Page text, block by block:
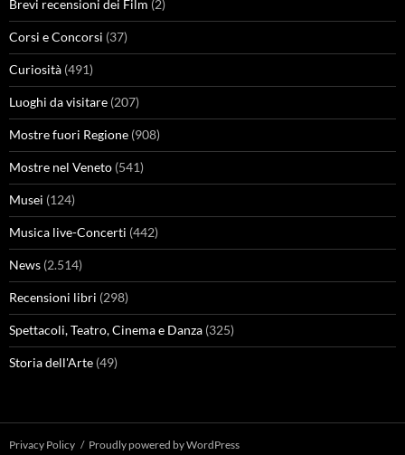
Brevi recensioni dei Film (2)
Corsi e Concorsi (37)
Curiosità (491)
Luoghi da visitare (207)
Mostre fuori Regione (908)
Mostre nel Veneto (541)
Musei (124)
Musica live-Concerti (442)
News (2.514)
Recensioni libri (298)
Spettacoli, Teatro, Cinema e Danza (325)
Storia dell'Arte (49)
Privacy Policy Proudly powered by WordPress